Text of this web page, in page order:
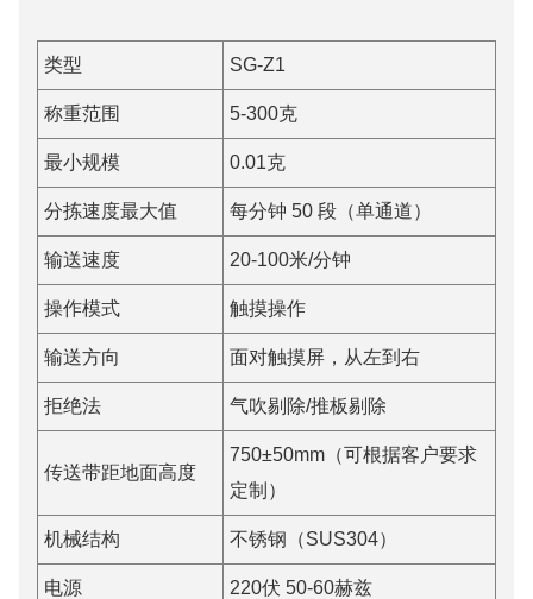
类型 SG-Z1
称重范围 5-300克
最小规模 0.01克
分拣速度最大值 每分钟 50 段（单通道）
输送速度 20-100米/分钟
操作模式 触摸操作
输送方向 面对触摸屏，从左到右
拒绝法 气吹剔除/推板剔除
传送带距地面高度
750±50mm（可根据客户要求
定制）
机械结构 不锈钢（SUS304）
电源 220伏 50-60赫兹